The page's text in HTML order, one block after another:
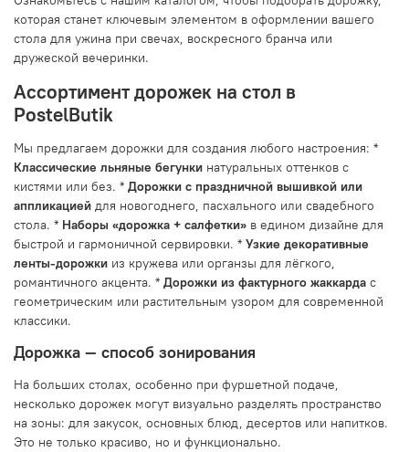
которая станет ключевым элементом в оформлении вашего
стола для ужина при свечах, воскресного бранча или
дружеской вечеринки.
Ассортимент дорожек на стол в
PostelButik
Мы предлагаем дорожки для создания любого настроения: *
Классические льняные бегунки натуральных оттенков с
кистями или без. * Дорожки с праздничной вышивкой или
аппликацией для новогоднего, пасхального или свадебного
стола. * Наборы «дорожка + салфетки» в едином дизайне для
быстрой и гармоничной сервировки. * Узкие декоративные
ленты-дорожки из кружева или органзы для лёгкого,
романтичного акцента. * Дорожки из фактурного жаккарда с
геометрическим или растительным узором для современной
классики.
Дорожка — способ зонирования
На больших столах, особенно при фуршетной подаче,
несколько дорожек могут визуально разделять пространство
на зоны: для закусок, основных блюд, десертов или напитков.
Это не только красиво, но и функционально.